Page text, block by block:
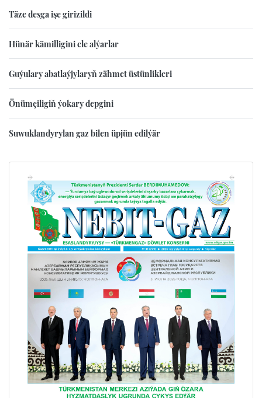
Täze desga işe girizildi
Hünär kämilligini ele alýarlar
Guýulary abatlaýjylaryň zähmet üstünlikleri
Önümçiligiň ýokary depgini
Suwuklandyrylan gaz bilen üpjün edilýär